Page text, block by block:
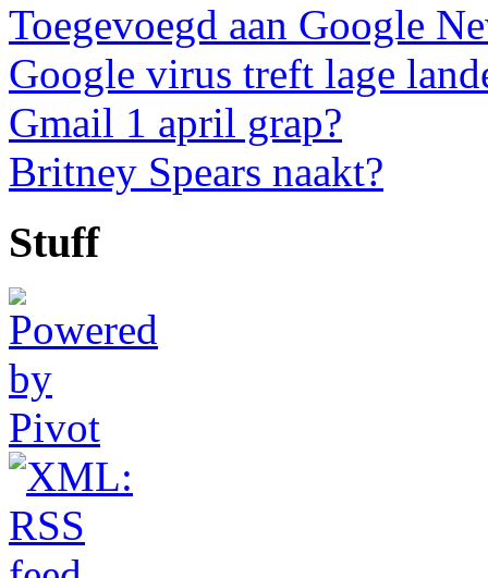
Toegevoegd aan Google
Google virus treft lage
Gmail 1 april grap?
Britney Spears naakt?
Stuff